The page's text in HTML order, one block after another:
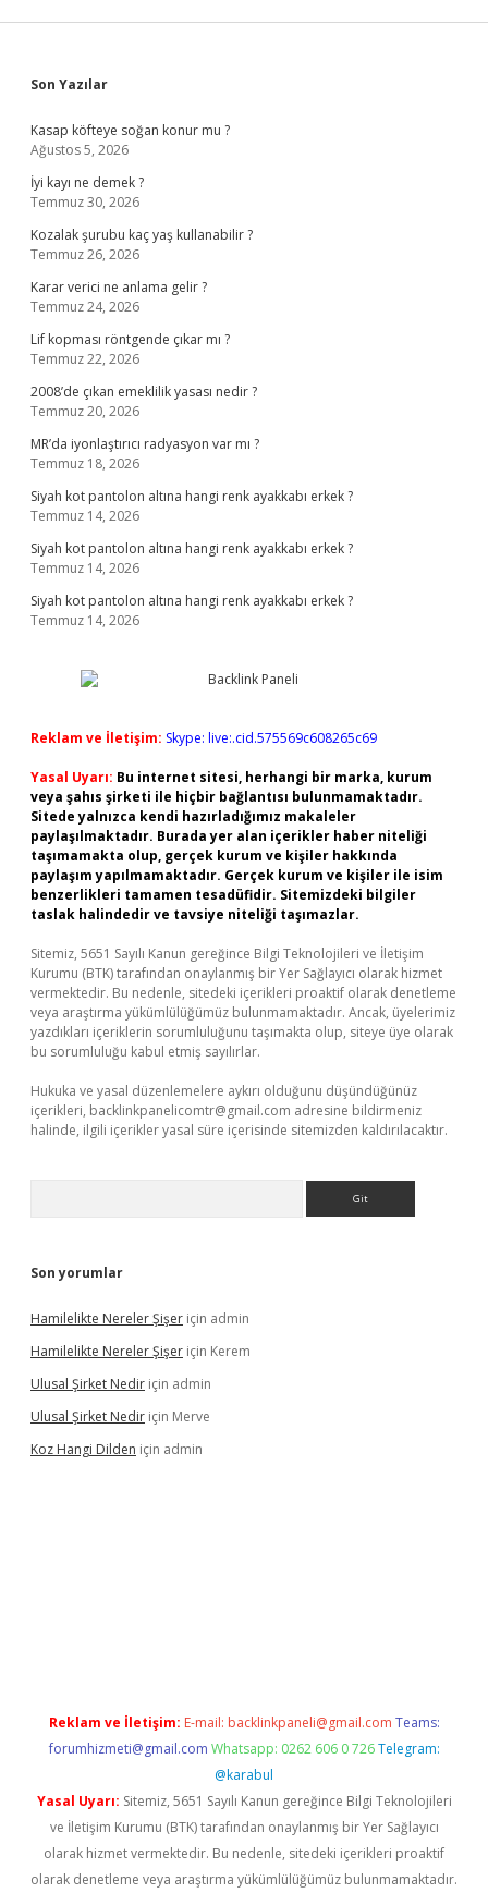
Sidebar
Son Yazılar
Kasap köfteye soğan konur mu ?
Ağustos 5, 2026
İyi kayı ne demek ?
Temmuz 30, 2026
Kozalak şurubu kaç yaş kullanabilir ?
Temmuz 26, 2026
Karar verici ne anlama gelir ?
Temmuz 24, 2026
Lif kopması röntgende çıkar mı ?
Temmuz 22, 2026
2008’de çıkan emeklilik yasası nedir ?
Temmuz 20, 2026
MR’da iyonlaştırıcı radyasyon var mı ?
Temmuz 18, 2026
Siyah kot pantolon altına hangi renk ayakkabı erkek ?
Temmuz 14, 2026
Siyah kot pantolon altına hangi renk ayakkabı erkek ?
Temmuz 14, 2026
Siyah kot pantolon altına hangi renk ayakkabı erkek ?
Temmuz 14, 2026
Reklam ve İletişim: Skype: live:.cid.575569c608265c69
Yasal Uyarı: Bu internet sitesi, herhangi bir marka, kurum
veya şahıs şirketi ile hiçbir bağlantısı bulunmamaktadır.
Sitede yalnızca kendi hazırladığımız makaleler
paylaşılmaktadır. Burada yer alan içerikler haber niteliği
taşımamakta olup, gerçek kurum ve kişiler hakkında
paylaşım yapılmamaktadır. Gerçek kurum ve kişiler ile isim
benzerlikleri tamamen tesadüfidir. Sitemizdeki bilgiler
taslak halindedir ve tavsiye niteliği taşımazlar.
Sitemiz, 5651 Sayılı Kanun gereğince Bilgi Teknolojileri ve İletişim
Kurumu (BTK) tarafından onaylanmış bir Yer Sağlayıcı olarak hizmet
vermektedir. Bu nedenle, sitedeki içerikleri proaktif olarak denetleme
veya araştırma yükümlülüğümüz bulunmamaktadır. Ancak, üyelerimiz
yazdıkları içeriklerin sorumluluğunu taşımakta olup, siteye üye olarak
bu sorumluluğu kabul etmiş sayılırlar.
Hukuka ve yasal düzenlemelere aykırı olduğunu düşündüğünüz
içerikleri, backlinkpanelicomtr@gmail.com adresine bildirmeniz
halinde, ilgili içerikler yasal süre içerisinde sitemizden kaldırılacaktır.
Son yorumlar
Hamilelikte Nereler Şişer için admin
Hamilelikte Nereler Şişer için Kerem
Ulusal Şirket Nedir için admin
Ulusal Şirket Nedir için Merve
Koz Hangi Dilden için admin
Reklam ve İletişim: E-mail: backlinkpaneli@gmail.com Teams:
forumhizmeti@gmail.com Whatsapp: 0262 606 0 726 Telegram:
@karabul
Yasal Uyarı: Sitemiz, 5651 Sayılı Kanun gereğince Bilgi Teknolojileri
ve İletişim Kurumu (BTK) tarafından onaylanmış bir Yer Sağlayıcı
olarak hizmet vermektedir. Bu nedenle, sitedeki içerikleri proaktif
olarak denetleme veya araştırma yükümlülüğümüz bulunmamaktadır.